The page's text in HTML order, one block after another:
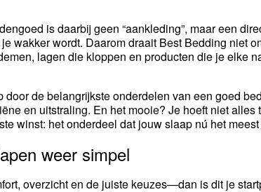
is daarbij geen “aankleding”, maar een
wakker wordt. Daarom draait Best Bedding niet
lagen die kloppen en producten die je elke
de belangrijkste onderdelen van een goed
en uitstraling. En het mooie? Je hoeft niet alles
winst: het onderdeel dat jouw slaap nú het
weer simpel
overzicht en de juiste keuzes—dan is dit je